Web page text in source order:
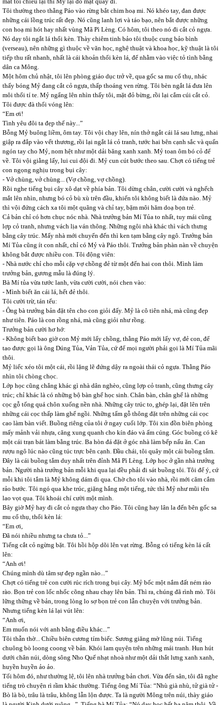
Tôi thường theo thằng Páo vào rừng bắt chim hoạ mi. Nó khéo tay, đan được
những cái lồng trúc rất đẹp. Nó cũng lanh lợi và táo bạo, nên bắt được những
con hoạ mi hót hay nhất vùng Mã Pì Lèng. Có hôm, tôi theo nó đi cắt cỏ ngựa.
Nó dạy tôi ngắt lá thổi kèn. Thày chiêm tinh bảo tôi thuộc cung bảo bình
(verseau), nên những gì thuộc về văn học, nghệ thuật và khoa học, kỹ thuật là tôi
tiếp thu rất nhanh, nhất là cái khoản thổi kèn lá, để nhằm vào việc tỏ tình bằng
dân ca Mông.
Một hôm chủ nhật, tôi lên phòng giáo dục trở về, qua gốc sa mu cổ thụ, nhác
thấy bóng Mỷ đang cắt cỏ ngựa, thấp thoáng ven rừng. Tôi bèn ngắt lá đưa lên
môi thổi tí te. Mỷ ngẩng lên nhìn thấy tôi, mặt đỏ bừng, rồi lại cắm cúi cắt cỏ.
Tôi được đà thổi vóng lên:
“Em ơi!
Tình yêu đôi ta đẹp thế này...”
Bỗng Mỷ buông liềm, ôm tay. Tôi vội chạy lên, nín thở ngắt cái lá sau lưng, nhai
giập ra đắp vào vết thương, rồi lại ngắt lá cỏ tranh, tước hai bên cạnh sắc và quấn
ngón tay cho Mỷ, nom hệt như một dải băng xanh xanh. Mỷ toan ôm bó cỏ để
về. Tôi vội giằng lấy, lui cui đội đi. Mỷ cun cút bước theo sau. Chợt có tiếng trẻ
con ngọng nghịu trong bụi cây:
- Vở chùng, vở chùng... (Vợ chồng, vợ chồng).
Rồi nghe tiếng bụi cây xô dạt về phía bản. Tôi dừng chân, cười cười và nghếch
mắt lên nhìn, nhưng bó cỏ bù xù trên đầu, khiến tôi không biết là đứa nào. Mỷ
thì vội đứng cách xa tôi một quãng và chỉ tay, bặm môi hăm doạ bọn trẻ.
Cả bản chỉ có hơn chục nóc nhà. Nhà trưởng bản Mí Tủa to nhất, tuy mái cũng
lợp cỏ tranh, nhưng vách lịa ván thông. Những ngôi nhà khác thì vách thưng
bằng cây trúc. Mấy nhà mới chuyển đến thì ken tạm bằng cây ngô. Trưởng bản
Mí Tủa cũng ít con nhất, chỉ có Mỷ và Páo thôi. Trưởng bản phàn nàn về chuyện
không bắt được nhiều con. Tôi động viên:
- Nhà nước chỉ cho mỗi cặp vợ chồng đẻ từ một đến hai con thôi. Mình làm
trưởng bản, gương mẫu là đúng lý.
Bà Mí tủa vừa tước lanh, vừa cười cười, nói chen vào:
- Mình biết ăn cái lá, hết đẻ thôi.
Tôi cười trừ, tán tếu:
- Ông bà trưởng bản đặt tên cho con giỏi đấy. Mỷ là cô tiên nhá, mà cũng đẹp
như tiên. Páo là con rồng nhá, mà cũng giỏi như rồng.
Trưởng bản cười hơ hớ:
- Không biết bao giờ con Mỷ mới lấy chồng, thằng Páo mới lấy vợ, đẻ con, để
tao được gọi là ông Dúng Tủa, Vản Tủa, cứ để mọi người phải gọi là Mí Tủa mãi
thôi.
Mỷ liếc xéo tôi một cái, rồi lặng lẽ đứng dậy ra ngoài thái cỏ ngựa. Thằng Páo
nhìn tôi chòng chọc.
Lớp học cũng chẳng khác gì nhà dân nghèo, cũng lợp cỏ tranh, cũng thưng cây
trúc; chỉ khác là có những bộ bàn ghế học sinh. Chân bàn, chân ghế là những
cọc gỗ tống quá chôn xuống nền nhà. Những cây trúc to, ghép lại, đặt lên trên
những cái cọc thấp làm ghế ngồi. Những tấm gỗ thông đặt trên những cái cọc
cao làm bàn viết. Buồng riêng của tôi ở ngay cuối lớp. Tôi xin đồn biên phòng
mấy mảnh vải nhựa, căng xung quanh cho kín đáo và ấm cúng. Góc buồng có kê
một cái trạn bát làm bằng trúc. Ba hòn đá đặt ở góc nhà làm bếp nấu ăn. Can
rượu ngô lúc nào cũng túc trực bên cạnh. Đầu chái, tôi quây một cái buồng tắm.
Đây là cái buồng tắm duy nhất trên đỉnh Mã Pì Lèng. Lớp học ở gần nhà trưởng
bản. Người nhà trưởng bản mỗi khi qua lại đều phải đi sát buồng tôi. Tôi để ý, cứ
mỗi khi tôi tắm là Mỷ không dám đi qua. Chờ cho tôi vào nhà, rồi mới căm cắm
rảo bước. Tôi ngó qua khe trúc, giặng hắng một tiếng, tức thì Mỷ như mũi tên
lao vọt qua. Tôi khoái chí cười một mình.
Bây giờ Mỷ hay đi cắt cỏ ngựa thay cho Páo. Tôi cũng hay lân la đến bên gốc sa
mu cổ thụ, thổi kèn lá:
“Em ơi,
Đã nói nhiều nhưng ta chưa tỏ...”
Tiếng cắt cỏ ngừng bặt. Tôi hồi hộp dõi lên vạt rừng. Bỗng có tiếng kèn lá cất
lên:
“Anh ơi!
Chúng mình dù tâm sự đẹp ngần nào...”
Chợt có tiếng trẻ con cười rúc rích trong bụi cây. Mỷ bốc một nắm đất ném rào
rào. Bọn trẻ con lốc nhốc cõng nhau chạy lên bản. Thì ra, chúng đã rình mò. Tôi
lững thững về bản, trong lòng lo sợ bọn trẻ con lẫn chuyện với trưởng bản.
Nhưng tiếng kèn lá lại vút lên:
“Anh ơi,
Em muốn nói với anh bằng điều khác...”
Tôi thẫn thờ... Chiều biên cương tím biếc. Sương giăng mờ lũng núi. Tiếng
chuông bò loong coong về bản. Khói lam quyện trên những mái tranh. Hun hút
dưới chân núi, dòng sông Nho Quế nhạt nhoà như một dải thắt lưng xanh xanh,
huyền huyền ảo ảo.
Tối hôm đó, như thường lệ, tôi lên nhà trưởng bản chơi. Vừa đến sân, tôi đã nghe
tiếng trò chuyện rì rầm khác thường. Tiếng ông Mí Tủa: “Nhù già nhù, tử già tử -
Bò là bò, trâu là trâu, không lẫn lộn được. Ta là người Mông trên núi, thày giáo